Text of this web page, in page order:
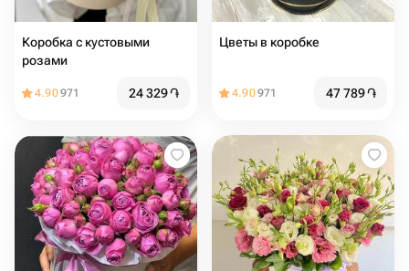
Коробка с кустовыми
розами
4.90971 24 329֏
Цветы в коробке
4.90971 47 789֏